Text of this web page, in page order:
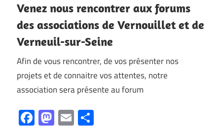
Venez nous rencontrer aux forums
des associations de Vernouillet et de
Verneuil-sur-Seine
Afin de vous rencontrer, de vos présenter nos
projets et de connaitre vos attentes, notre
association sera présente au forum
Facebook
Mastodon
Email